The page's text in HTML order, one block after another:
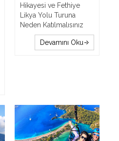
Hikayesi ve Fethiye
Likya Yolu Turuna
Neden Katılmalısınız
Devamını Oku